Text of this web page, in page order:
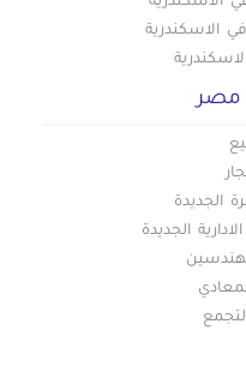
في الاسكندرية
مصر
الجديدة
الجديدة